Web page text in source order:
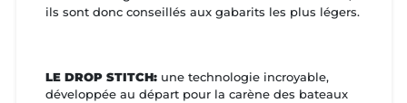
ils sont donc conseillés aux gabarits les plus légers.
LE DROP STITCH: une technologie incroyable,
développée au départ pour la carène des bateaux